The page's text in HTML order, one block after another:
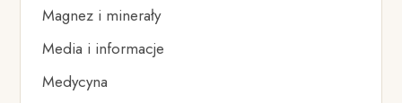
Magnez i minerały
Media i informacje
Medycyna